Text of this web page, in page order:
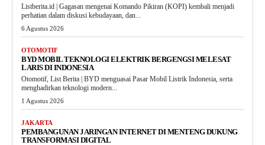
Listberita.id | Gagasan mengenai Komando Pikiran (KOPI) kembali menjadi
perhatian dalam diskusi kebudayaan, dan...
6 Agustus 2026
OTOMOTIF
BYD MOBIL TEKNOLOGI ELEKTRIK BERGENGSI MELESAT
LARIS DI INDONESIA
Otomotif, List Berita | BYD menguasai Pasar Mobil Listrik Indonesia, serta
menghadirkan teknologi modern...
1 Agustus 2026
JAKARTA
PEMBANGUNAN JARINGAN INTERNET DI MENTENG DUKUNG
TRANSFORMASI DIGITAL